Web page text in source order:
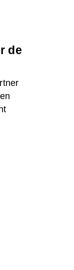
de